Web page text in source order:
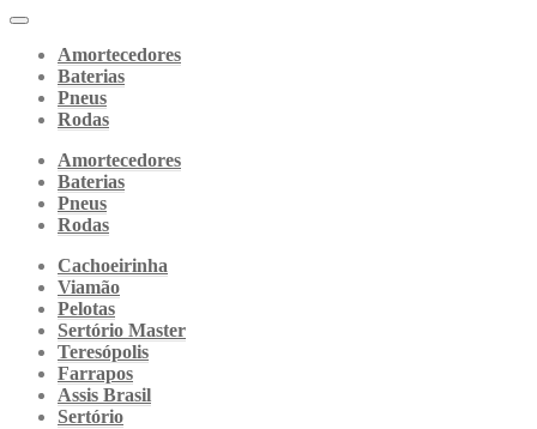
Amortecedores
Baterias
Pneus
Rodas
Amortecedores
Baterias
Pneus
Rodas
Cachoeirinha
Viamão
Pelotas
Sertório Master
Teresópolis
Farrapos
Assis Brasil
Sertório